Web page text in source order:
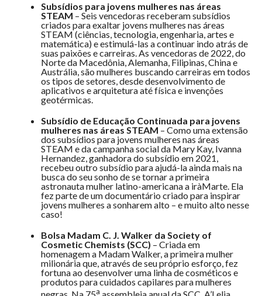
Subsídios para jovens mulheres nas áreas
STEAM – Seis vencedoras receberam subsídios
criados para exaltar jovens mulheres nas áreas
STEAM (ciências, tecnologia, engenharia, artes e
matemática) e estimulá-las a continuar indo atrás de
suas paixões e carreiras. As vencedoras de 2022, do
Norte da Macedônia, Alemanha, Filipinas, China e
Austrália, são mulheres buscando carreiras em todos
os tipos de setores, desde desenvolvimento de
aplicativos e arquitetura até física e invenções
geotérmicas.
Subsídio de Educação Continuada para jovens
mulheres nas áreas STEAM – Como uma extensão
dos subsídios para jovens mulheres nas áreas
STEAM e da campanha social da Mary Kay, Ivanna
Hernandez, ganhadora do subsídio em 2021,
recebeu outro subsídio para ajudá-la ainda mais na
busca do seu sonho de se tornar a primeira
astronauta mulher latino-americana a iràMarte. Ela
fez parte de um documentário criado para inspirar
jovens mulheres a sonharem alto – e muito alto nesse
caso!
Bolsa Madam C. J. Walker da Society of
Cosmetic Chemists (SCC) – Criada em
homenagem a Madam Walker, a primeira mulher
milionária que, através de seu próprio esforço, fez
fortuna ao desenvolver uma linha de cosméticos e
produtos para cuidados capilares para mulheres
a